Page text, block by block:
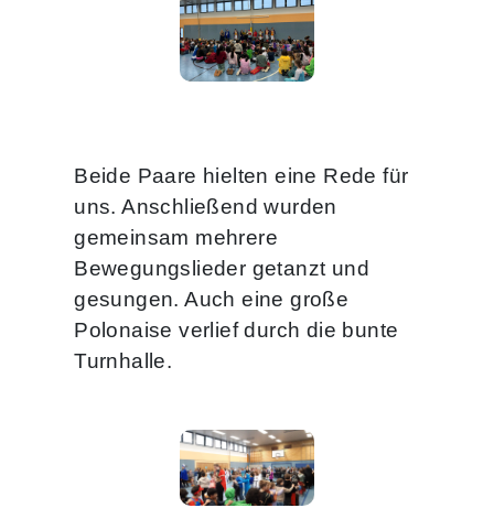
Beide Paare hielten eine Rede für
uns. Anschließend wurden
gemeinsam mehrere
Bewegungslieder getanzt und
gesungen. Auch eine große
Polonaise verlief durch die bunte
Turnhalle.